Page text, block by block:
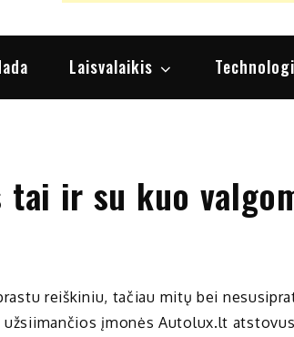
Laisvalaikis
ir su kuo
reiškiniu, tačiau mitų bei
įmonės Autolux.lt